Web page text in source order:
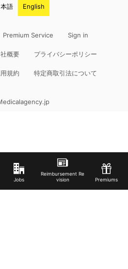
Jobs
Reimbursement Re
vision
Premiums
語 English
Premium Service Sign in
概要 プライバシーポリシー
規約 特定商取引法について